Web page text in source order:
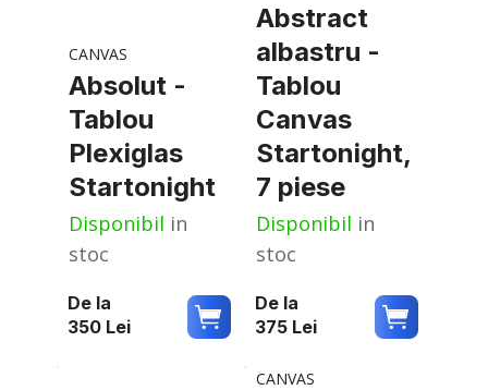
CANVAS
Absolut -
Tablou
Plexiglas
Startonight
Disponibil in
stoc
De la
350 Lei
Abstract
albastru -
Tablou
Canvas
Startonight,
7 piese
Disponibil in
stoc
De la
375 Lei
CANVAS